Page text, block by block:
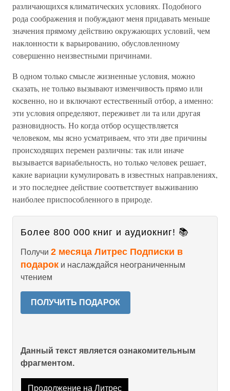
различающихся климатических условиях. Подобного
рода соображения и побуждают меня придавать меньше
значения прямому действию окружающих условий, чем
наклонности к варьированию, обусловленному
совершенно неизвестными причинами.
В одном только смысле жизненные условия, можно
сказать, не только вызывают изменчивость прямо или
косвенно, но и включают естественный отбор, а именно:
эти условия определяют, переживет ли та или другая
разновидность. Но когда отбор осуществляется
человеком, мы ясно усматриваем, что эти две причины
происходящих перемен различны: так или иначе
вызывается вариабельность, но только человек решает,
какие вариации кумулировать в известных направлениях,
и это последнее действие соответствует выживанию
наиболее приспособленного в природе.
Более 800 000 книг и аудиокниг! 📚
Получи 2 месяца Литрес Подписки в
подарок и наслаждайся неограниченным
чтением
ПОЛУЧИТЬ ПОДАРОК
Данный текст является ознакомительным
фрагментом.
Продолжение на Литрес